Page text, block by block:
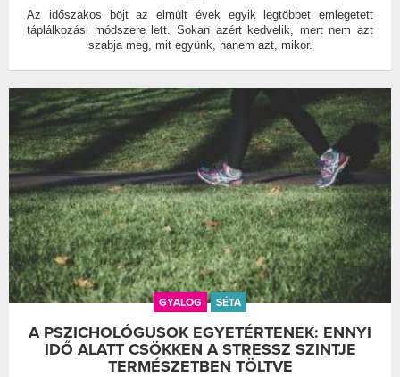
Az időszakos böjt az elmúlt évek egyik legtöbbet emlegetett
táplálkozási módszere lett. Sokan azért kedvelik, mert nem azt
szabja meg, mit együnk, hanem azt, mikor.
GYALOG SÉTA
A PSZICHOLÓGUSOK EGYETÉRTENEK: ENNYI
IDŐ ALATT CSÖKKEN A STRESSZ SZINTJE
TERMÉSZETBEN TÖLTVE